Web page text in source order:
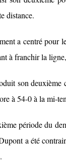
distance.
a centré pour
à franchir la
son deuxième
à 54-0 à la mi-
période du
a été